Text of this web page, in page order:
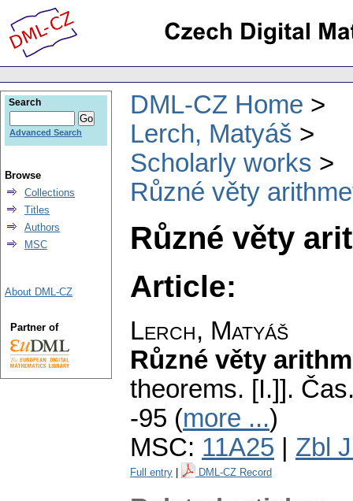
DML-CZ Home
Lerch, Matyáš
Scholarly works
Různé věty
Různé věty
Article:
Lerch, Matyáš
Různé věty
theorems. [I.]].
-95 (more ...)
MSC: 11A25 Zbl
Full entry DML-CZ Record
Search
Advanced Search
Browse
Collections
Titles
Authors
MSC
About DML-CZ
Partner of